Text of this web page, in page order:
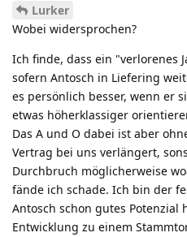
Lurker
Wobei widersprochen?
Ich finde, dass ein "verlorenes
sofern Antosch in Liefering
es persönlich besser, wenn er
etwas höherklassiger
Das A und O dabei ist aber
Vertrag bei uns verlängert,
Durchbruch möglicherweise
fände ich schade. Ich bin der
Antosch schon gutes Potenzial
Entwicklung zu einem